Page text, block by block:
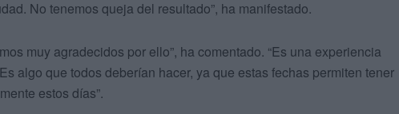
No tenemos queja del resultado”, ha manifestado.
muy agradecidos por ello”, ha comentado. “Es una experiencia
algo que todos deberían hacer, ya que estas fechas permiten tener
estos días”.